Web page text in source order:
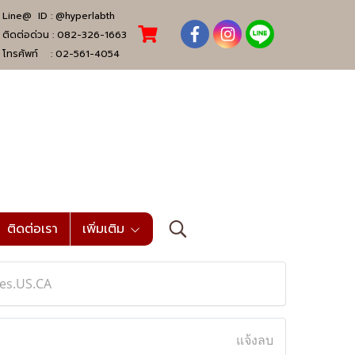
Line@ ID : @hyperlabth
ติดต่อด่วน : 082-326-1663
โทรศัพท์ : 02-561-4054
ติดต่อเรา เพิ่มเติม
แจ้งลบ